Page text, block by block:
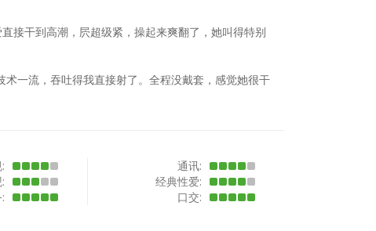
接干到高潮，屄超级紧，操起来爽翻了，她叫得特别
一流，吞吐得我直接射了。全程没戴套，感觉她很干
通讯:
经典性爱:
口交: